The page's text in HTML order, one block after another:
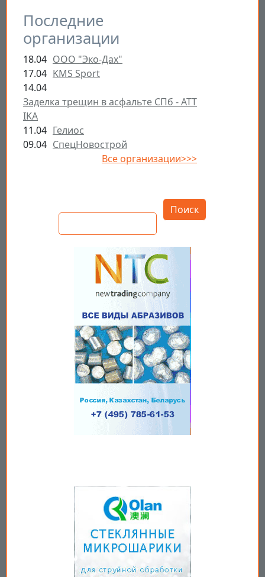
Последние
организации
18.04 ООО "Эко-Дах"
17.04 KMS Sport
14.04
Заделка трещин в асфальте СПб - ATT
IKA
11.04 Гелиос
09.04 СпецНовострой
Все организации>>>